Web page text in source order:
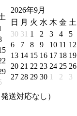
2026年9月
日
月 火 水 木 金 土
30 31 1 2 3 4
5
6
7 8 9 10 11 12
13 14 15 16 17 18 19
20 21 22 23 24 25 26
27 28 29 30 1 2 3
送対応なし）